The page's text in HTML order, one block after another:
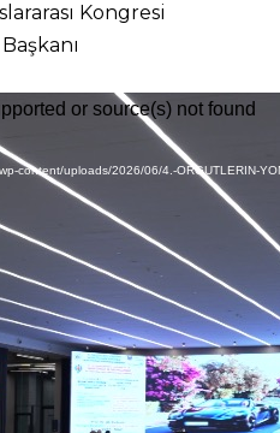
Kongresi
or source(s) not found
content/uploads/2026/06/4.-ORGUTLERIN-